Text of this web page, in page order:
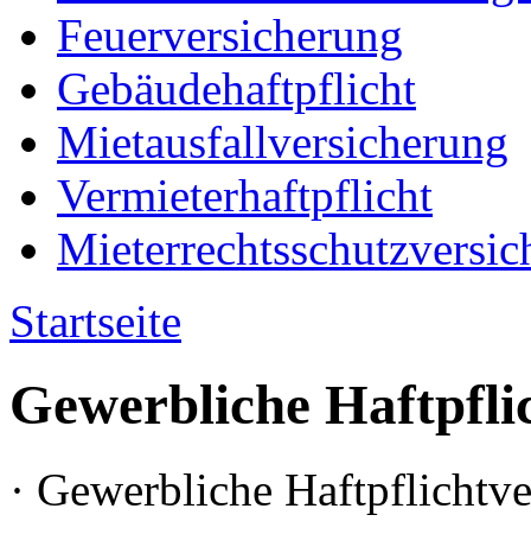
Feuerversicherung
Gebäudehaftpflicht
Mietausfallversicherung
Vermieterhaftpflicht
Startseite
Gewerbliche
· Gewerbliche